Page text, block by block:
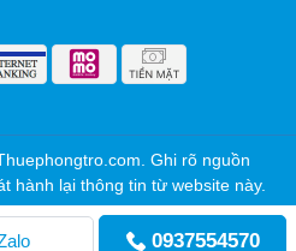
0937554570
Ghi rõ nguồn
hành lại thông tin từ website này.